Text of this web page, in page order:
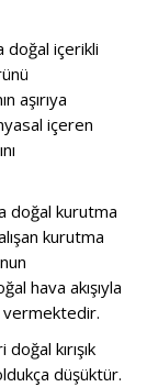
doğal içerikli
aşırıya
içeren
doğal kurutma
kurutma
hava akışıyla
vermektedir.
kırışık
düşüktür.